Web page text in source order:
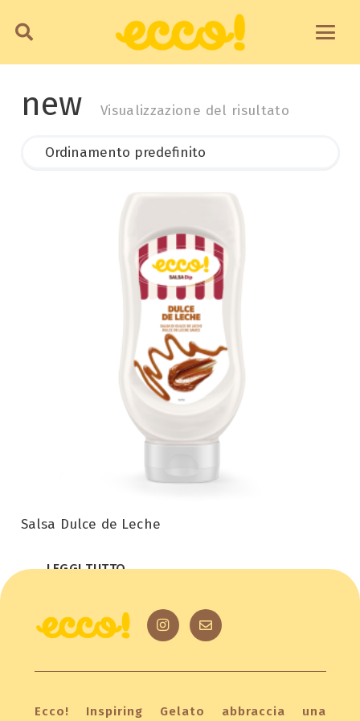
new Visualizzazione del risultato
Salsa Dulce de Leche
LEGGI TUTTO
Ecco! Inspiring Gelato abbraccia una